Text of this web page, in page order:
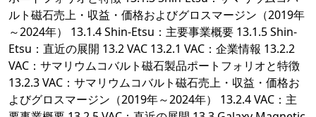
ルト磁石売上・収益・価格およびグロスマージン（2019年
～2024年） 13.1.4 Shin-Etsu：主要事業概要 13.1.5 Shin-
Etsu：直近の展開 13.2 VAC 13.2.1 VAC：企業情報 13.2.2
VAC：サマリウムコバルト磁石製品ポートフォリオと特徴
13.2.3 VAC：サマリウムコバルト磁石売上・収益・価格お
よびグロスマージン（2019年～2024年） 13.2.4 VAC：主